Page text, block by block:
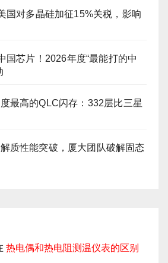
国对多晶硅加征15%关税，影响
国芯片！2026年度“最能打的中
最高的QLC闪存：332层比三星
质性能突破，厦大团队破解固态
热电偶和热电阻测温仪表的区别